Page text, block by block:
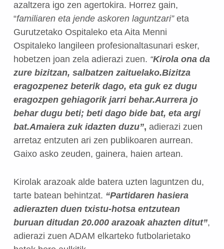
azaltzera igo zen agertokira. Horrez gain,
“familiaren eta jende askoren laguntzari” eta
Gurutzetako Ospitaleko eta Aita Menni
Ospitaleko langileen profesionaltasunari esker,
hobetzen joan zela adierazi zuen. “Kirola ona da
zure bizitzan, salbatzen zaituelako.Bizitza
eragozpenez beterik dago, eta guk ez dugu
eragozpen gehiagorik jarri behar.Aurrera jo
behar dugu beti; beti dago bide bat, eta argi
bat.Amaiera zuk idazten duzu”, adierazi zuen
arretaz entzuten ari zen publikoaren aurrean.
Gaixo asko zeuden, gainera, haien artean.
Kirolak arazoak alde batera uzten laguntzen du,
tarte batean behintzat. “Partidaren hasiera
adierazten duen txistu-hotsa entzutean
buruan ditudan 20.000 arazoak ahazten ditut”,
adierazi zuen ADAM elkarteko futbolarietako